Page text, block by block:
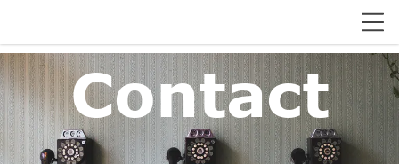
Contact